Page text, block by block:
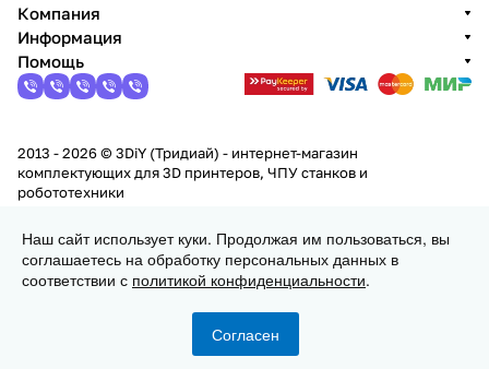
Заказать
Компания
Информация
Помощь
2013 - 2026 © 3DiY (Тридиай) - интернет-магазин
комплектующих для 3D принтеров, ЧПУ станков и
робототехники
Наш сайт использует куки. Продолжая им пользоваться, вы
соглашаетесь на обработку персональных данных в
соответствии с политикой конфиденциальности.
Согласен